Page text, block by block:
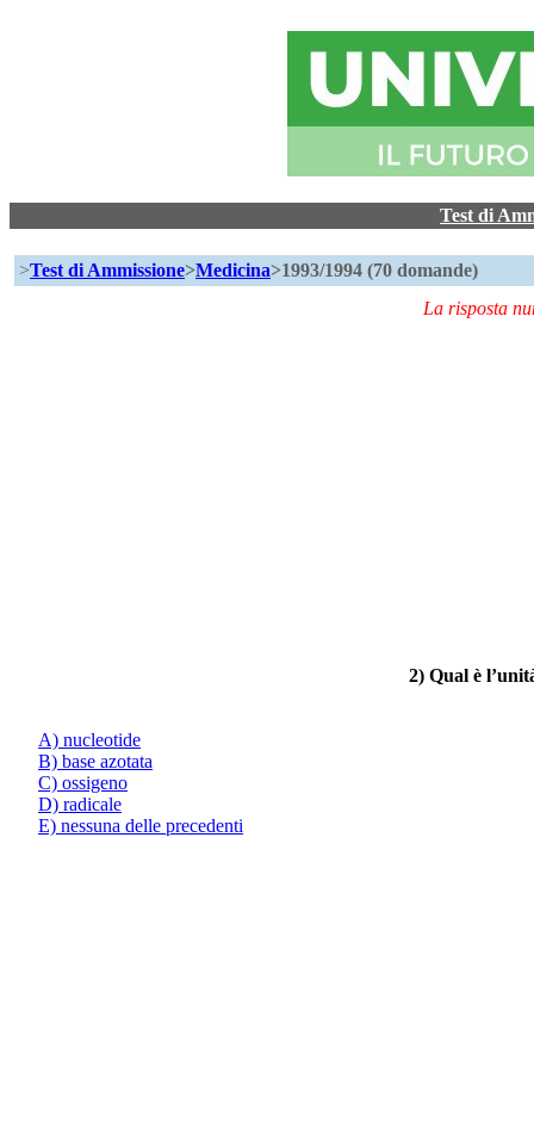
Test di
>Test di Ammissione>Medicina>1993/1994 (70 domande)
La risposta
2) Qual è
A) nucleotide
B) base azotata
C) ossigeno
D) radicale
E) nessuna delle precedenti